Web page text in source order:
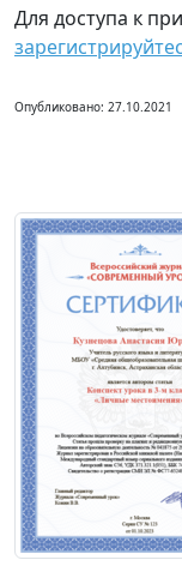
Для доступа к
Опубликовано: 27.10.2021